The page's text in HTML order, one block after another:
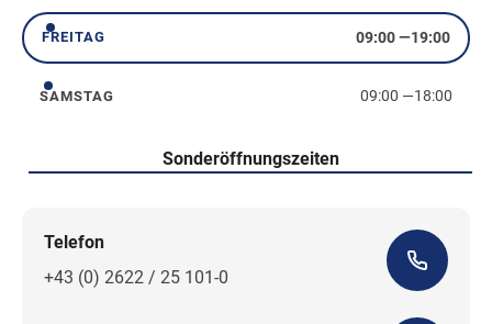
Freitag
FREITAG 09:00—19:00
Samstag
SAMSTAG 09:00 —18:00
Sonderöffnungszeiten
Telefon
+43 (0) 2622 / 25 101-0